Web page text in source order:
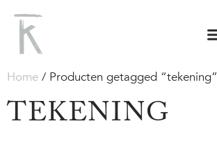
Home / Producten getagged “tekening”
TEKENING